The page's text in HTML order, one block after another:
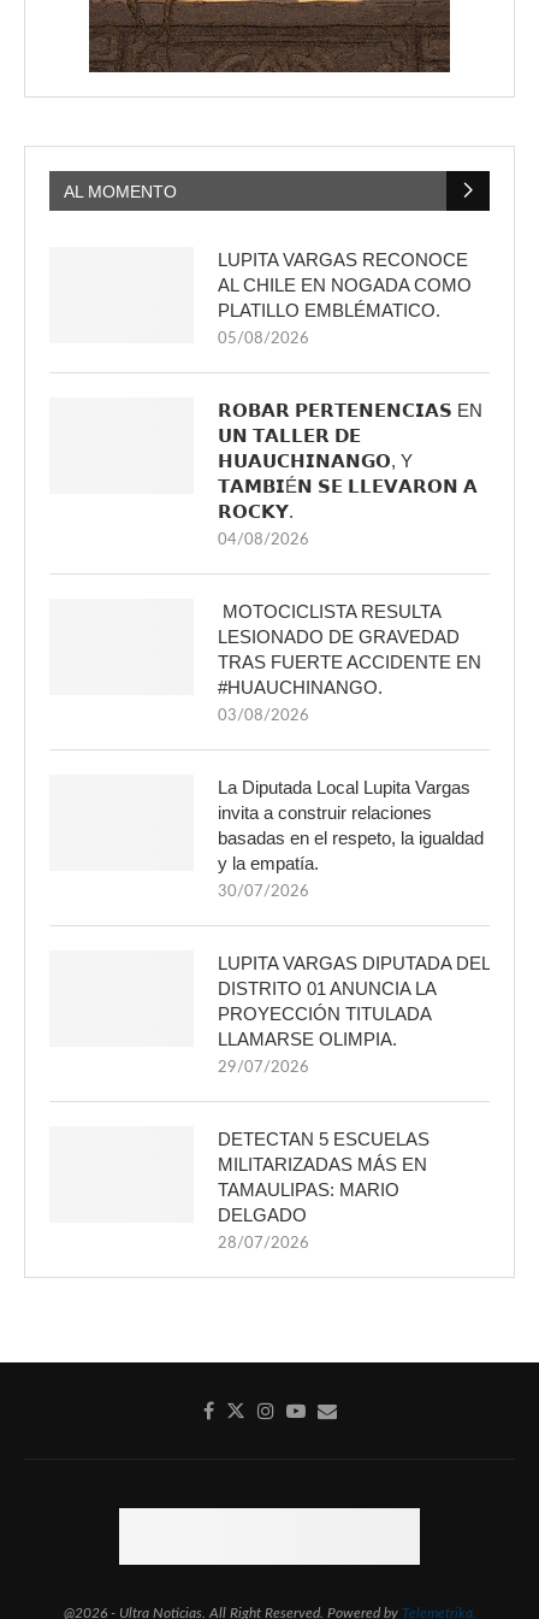
AL MOMENTO
LUPITA VARGAS RECONOCE
AL CHILE EN NOGADA COMO
PLATILLO EMBLÉMATICO.
05/08/2026
𝗥𝗢𝗕𝗔𝗥 𝗣𝗘𝗥𝗧𝗘𝗡𝗘𝗡𝗖𝗜𝗔𝗦 EN
𝗨𝗡 𝗧𝗔𝗟𝗟𝗘𝗥 𝗗𝗘
𝗛𝗨𝗔𝗨𝗖𝗛𝗜𝗡𝗔𝗡𝗚𝗢, Y
𝗧𝗔𝗠𝗕𝗜É𝗡 𝗦𝗘 𝗟𝗟𝗘𝗩𝗔𝗥𝗢𝗡 𝗔
𝗥𝗢𝗖𝗞𝗬.
04/08/2026
MOTOCICLISTA RESULTA
LESIONADO DE GRAVEDAD
TRAS FUERTE ACCIDENTE EN
#HUAUCHINANGO.
03/08/2026
La Diputada Local Lupita Vargas
invita a construir relaciones
basadas en el respeto, la igualdad
y la empatía.
30/07/2026
LUPITA VARGAS DIPUTADA DEL
DISTRITO 01 ANUNCIA LA
PROYECCIÓN TITULADA
LLAMARSE OLIMPIA.
29/07/2026
DETECTAN 5 ESCUELAS
MILITARIZADAS MÁS EN
TAMAULIPAS: MARIO
DELGADO
28/07/2026
@2026 - Ultra Noticias. All Right Reserved. Powered by Telemetrika.